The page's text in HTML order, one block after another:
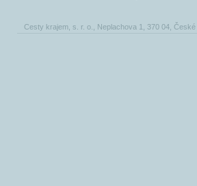
Cesty krajem, s. r. o., Neplachova 1, 370 04,